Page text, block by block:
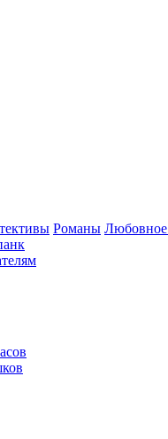
Романы Любовное